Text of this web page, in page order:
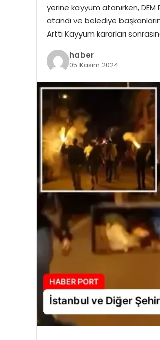
yerine kayyum atanırken,
atandı ve belediye
Arttı Kayyum kararları
haber
05 Kasım 2024